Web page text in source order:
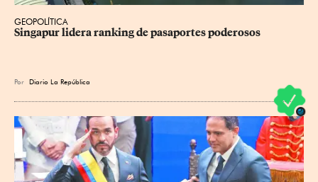
GEOPOLÍTICA
Singapur lidera ranking de pasaportes poderosos
Por Diario La República